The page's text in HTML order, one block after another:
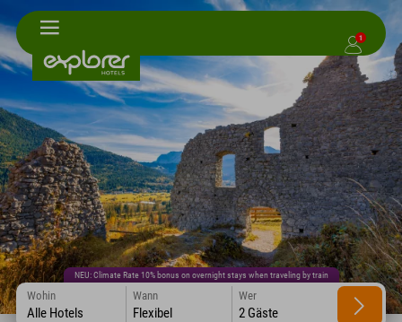
1
NEU: Climate Rate 10% bonus on overnight stays when traveling by train
Wohin
Alle Hotels
Wann
Flexibel
Wer
2 Gäste